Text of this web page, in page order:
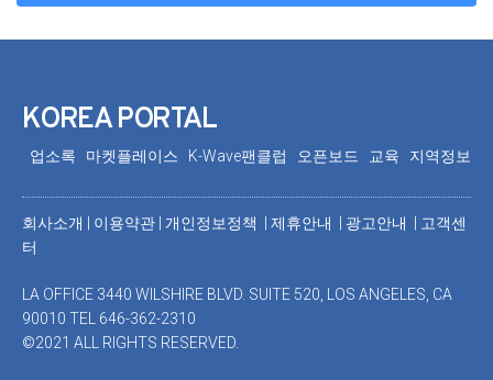
KOREA PORTAL
업소록 마켓플레이스 K-Wave팬클럽 오픈보드 교육 지역정보
회사소개 이용약관 개인정보정책 | 제휴안내 | 광고안내
고객센
터
LA OFFICE 3440 WILSHIRE BLVD. SUITE 520, LOS ANGELES, CA
90010 TEL 646-362-2310
©2021 ALL RIGHTS RESERVED.